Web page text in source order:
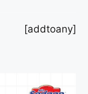
[addtoany]